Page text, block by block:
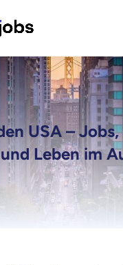
USA –
Leben im